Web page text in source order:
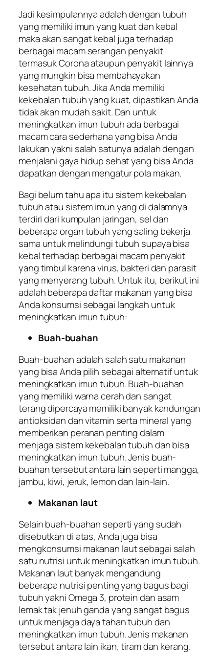
Jadi kesimpulannya adalah dengan tubuh
yang memiliki imun yang kuat dan kebal
maka akan sangat kebal juga terhadap
berbagai macam serangan penyakit
termasuk Corona ataupun penyakit lainnya
yang mungkin bisa membahayakan
kesehatan tubuh. Jika Anda memiliki
kekebalan tubuh yang kuat, dipastikan Anda
tidak akan mudah sakit. Dan untuk
meningkatkan imun tubuh ada berbagai
macam cara sederhana yang bisa Anda
lakukan yakni salah satunya adalah dengan
menjalani gaya hidup sehat yang bisa Anda
dapatkan dengan mengatur pola makan.
Bagi belum tahu apa itu sistem kekebalan
tubuh atau sistem imun yang di dalamnya
terdiri dari kumpulan jaringan, sel dan
beberapa organ tubuh yang saling bekerja
sama untuk melindungi tubuh supaya bisa
kebal terhadap berbagai macam penyakit
yang timbul karena virus, bakteri dan parasit
yang menyerang tubuh. Untuk itu, berikut ini
adalah beberapa daftar makanan yang bisa
Anda konsumsi sebagai langkah untuk
meningkatkan imun tubuh:
Buah-buahan
Buah-buahan adalah salah satu makanan
yang bisa Anda pilih sebagai alternatif untuk
meningkatkan imun tubuh. Buah-buahan
yang memiliki warna cerah dan sangat
terang dipercaya memiliki banyak kandungan
antioksidan dan vitamin serta mineral yang
memberikan peranan penting dalam
menjaga sistem kekebalan tubuh dan bisa
meningkatkan imun tubuh. Jenis buah-
buahan tersebut antara lain seperti mangga,
jambu, kiwi, jeruk, lemon dan lain-lain.
Makanan laut
Selain buah-buahan seperti yang sudah
disebutkan di atas, Anda juga bisa
mengkonsumsi makanan laut sebagai salah
satu nutrisi untuk meningkatkan imun tubuh.
Makanan laut banyak mengandung
beberapa nutrisi penting yang bagus bagi
tubuh yakni Omega 3, protein dan asam
lemak tak jenuh ganda yang sangat bagus
untuk menjaga daya tahan tubuh dan
meningkatkan imun tubuh. Jenis makanan
tersebut antara lain ikan, tiram dan kerang.